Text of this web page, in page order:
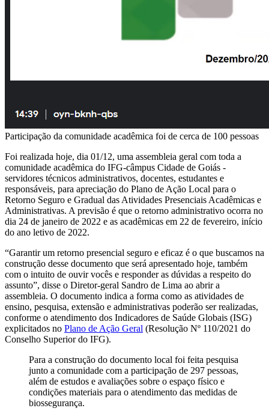
Participação da comunidade acadêmica foi de cerca de 100 pessoas
Foi realizada hoje, dia 01/12, uma assembleia geral com toda a
comunidade acadêmica do IFG-câmpus Cidade de Goiás -
servidores técnicos administrativos, docentes, estudantes e
responsáveis, para apreciação do Plano de Ação Local para o
Retorno Seguro e Gradual das Atividades Presenciais Acadêmicas e
Administrativas. A previsão é que o retorno administrativo ocorra no
dia 24 de janeiro de 2022 e as acadêmicas em 22 de fevereiro, início
do ano letivo de 2022.
“Garantir um retorno presencial seguro e eficaz é o que buscamos na
construção desse documento que será apresentado hoje, também
com o intuito de ouvir vocês e responder as dúvidas a respeito do
assunto”, disse o Diretor-geral Sandro de Lima ao abrir a
assembleia. O documento indica a forma como as atividades de
ensino, pesquisa, extensão e administrativas poderão ser realizadas,
conforme o atendimento dos Indicadores de Saúde Globais (ISG)
explicitados no Plano de Ação Geral (Resolução Nº 110/2021 do
Conselho Superior do IFG).
Para a construção do documento local foi feita pesquisa
junto a comunidade com a participação de 297 pessoas,
além de estudos e avaliações sobre o espaço físico e
condições materiais para o atendimento das medidas de
biossegurança.